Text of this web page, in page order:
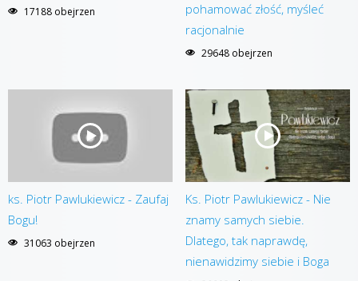
17188 obejrzen
pohamować złość, myśleć
racjonalnie
29648 obejrzen
ks. Piotr Pawlukiewicz - Zaufaj
Bogu!
31063 obejrzen
Ks. Piotr Pawlukiewicz - Nie
znamy samych siebie.
Dlatego, tak naprawdę,
nienawidzimy siebie i Boga